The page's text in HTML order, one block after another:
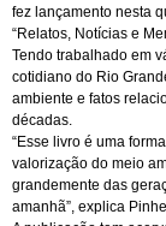
fez lançamento nesta
“Relatos, Notícias e
Tendo trabalhado em
cotidiano do Rio
ambiente e fatos
décadas.
“Esse livro é uma
valorização do meio
grandemente das
amanhã”, explica